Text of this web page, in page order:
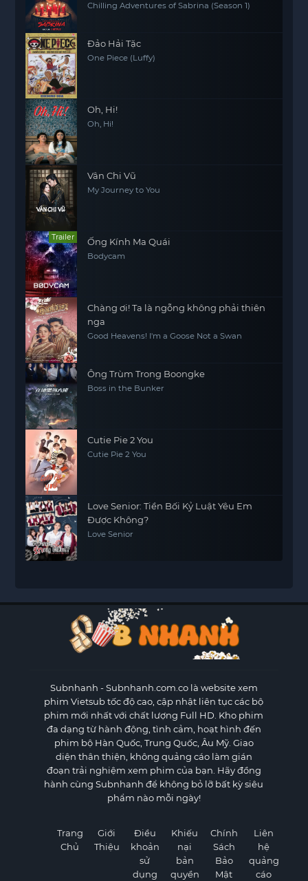
Chilling Adventures of Sabrina (Season 1)
Đảo Hải Tặc
One Piece (Luffy)
Oh, Hi!
Oh, Hi!
Vân Chi Vũ
My Journey to You
Trailer Ống Kính Ma Quái
Bodycam
Chàng ơi! Ta là ngỗng không phải thiên
nga
Good Heavens! I'm a Goose Not a Swan
Ông Trùm Trong Boongke
Boss in the Bunker
Cutie Pie 2 You
Cutie Pie 2 You
Love Senior: Tiền Bối Kỷ Luật Yêu Em
Được Không?
Love Senior
Subnhanh - Subnhanh.com.co là website xem
phim Vietsub tốc độ cao, cập nhật liên tục các bộ
phim mới nhất với chất lượng Full HD. Kho phim
đa dạng từ hành động, tình cảm, hoạt hình đến
phim bộ Hàn Quốc, Trung Quốc, Âu Mỹ. Giao
diện thân thiện, không quảng cáo làm gián
đoạn trải nghiệm xem phim của bạn. Hãy đồng
hành cùng Subnhanh để không bỏ lỡ bất kỳ siêu
phẩm nào mỗi ngày!
Trang
Chủ
Giới
Thiệu
Điều
khoản
sử
dụng
Khiếu
nại
bản
quyền
Chính
Sách
Bảo
Mật
Liên
hệ
quảng
cáo